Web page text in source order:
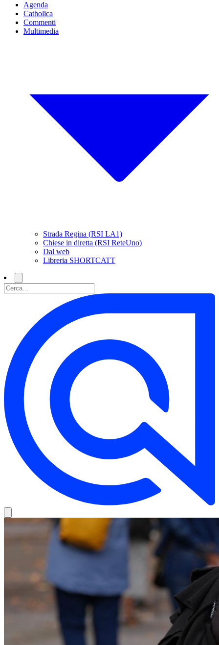
Agenda
Catholica
Commenti
Multimedia
Strada Regina (RSI LA1)
Chiese in diretta (RSI ReteUno)
Dal web
Libreria SHORTCATT